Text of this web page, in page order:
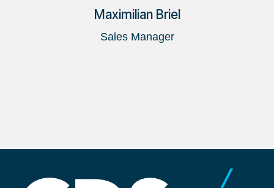
Maximilian Briel
Sales Manager